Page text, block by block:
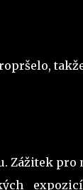
Zážitek pro